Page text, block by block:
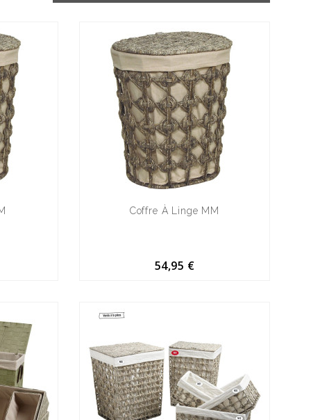
Coffre À Linge MM
54,95 €